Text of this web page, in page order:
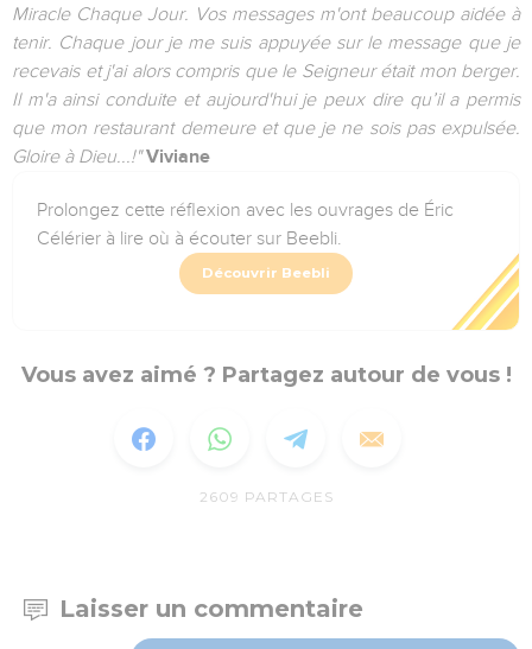
Miracle Chaque Jour. Vos messages m'ont beaucoup aidée à
tenir. Chaque jour je me suis appuyée sur le message que je
recevais et j'ai alors compris que le Seigneur était mon berger.
Il m'a ainsi conduite et aujourd'hui je peux dire qu’il a permis
que mon restaurant demeure et que je ne sois pas expulsée.
Gloire à Dieu...!"Viviane
Prolongez cette réflexion avec les ouvrages de Éric
Célérier à lire où à écouter sur Beebli.
Découvrir Beebli
Vous avez aimé ? Partagez autour de vous !
2609 PARTAGES
Laisser un commentaire